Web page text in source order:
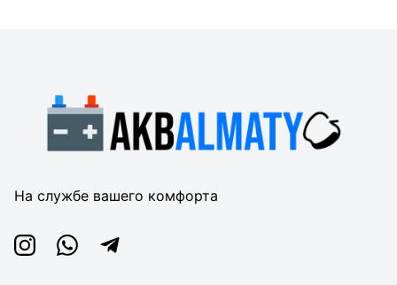
На службе вашего комфорта
InstagramWhatsappTelegram